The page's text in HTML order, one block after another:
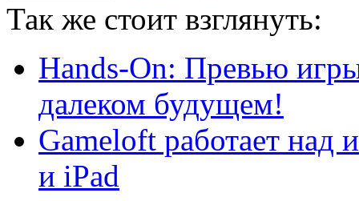
Так же стоит взглянуть:
Hands-On: Превью
далеком будущем!
Gameloft работает над
и iPad